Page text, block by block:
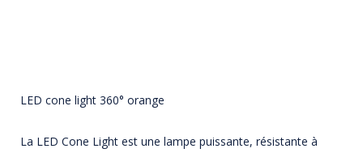
LED cone light 360° orange
La LED Cone Light est une lampe puissante, résistante à